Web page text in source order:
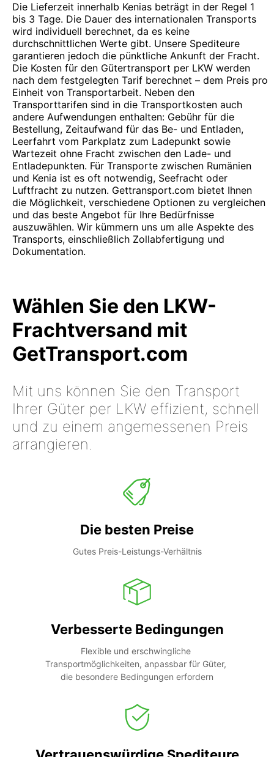
Die Lieferzeit innerhalb Kenias beträgt in der Regel 1
bis 3 Tage. Die Dauer des internationalen Transports
wird individuell berechnet, da es keine
durchschnittlichen Werte gibt. Unsere Spediteure
garantieren jedoch die pünktliche Ankunft der Fracht.
Die Kosten für den Gütertransport per LKW werden
nach dem festgelegten Tarif berechnet – dem Preis pro
Einheit von Transportarbeit. Neben den
Transporttarifen sind in die Transportkosten auch
andere Aufwendungen enthalten: Gebühr für die
Bestellung, Zeitaufwand für das Be- und Entladen,
Leerfahrt vom Parkplatz zum Ladepunkt sowie
Wartezeit ohne Fracht zwischen den Lade- und
Entladepunkten. Für Transporte zwischen Rumänien
und Kenia ist es oft notwendig, Seefracht oder
Luftfracht zu nutzen. Gettransport.com bietet Ihnen
die Möglichkeit, verschiedene Optionen zu vergleichen
und das beste Angebot für Ihre Bedürfnisse
auszuwählen. Wir kümmern uns um alle Aspekte des
Transports, einschließlich Zollabfertigung und
Dokumentation.
Wählen Sie den LKW-
Frachtversand mit
GetTransport.com
Mit uns können Sie den Transport
Ihrer Güter per LKW effizient, schnell
und zu einem angemessenen Preis
arrangieren.
Die besten Preise
Gutes Preis-Leistungs-Verhältnis
Verbesserte Bedingungen
Flexible und erschwingliche
Transportmöglichkeiten, anpassbar für Güter,
die besondere Bedingungen erfordern